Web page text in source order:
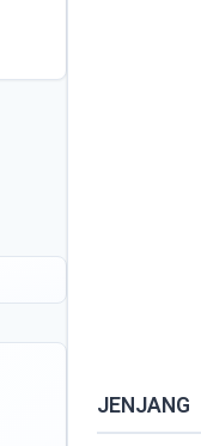
JENJANG